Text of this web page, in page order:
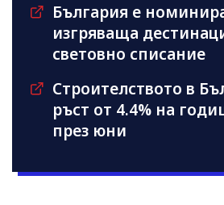
България е
изгряваща
световно списание
Строителството в
ръст от 4.4% на
през юни